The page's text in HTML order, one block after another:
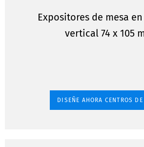
Expositores de mesa
vertical 74 x 105
DISEÑE AHORA CENTROS